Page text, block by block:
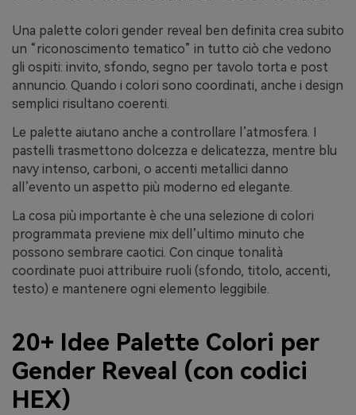
Una palette colori gender reveal ben definita crea subito
un “riconoscimento tematico” in tutto ciò che vedono
gli ospiti: invito, sfondo, segno per tavolo torta e post
annuncio. Quando i colori sono coordinati, anche i design
semplici risultano coerenti.
Le palette aiutano anche a controllare l’atmosfera. I
pastelli trasmettono dolcezza e delicatezza, mentre blu
navy intenso, carboni, o accenti metallici danno
all’evento un aspetto più moderno ed elegante.
La cosa più importante è che una selezione di colori
programmata previene mix dell’ultimo minuto che
possono sembrare caotici. Con cinque tonalità
coordinate puoi attribuire ruoli (sfondo, titolo, accenti,
testo) e mantenere ogni elemento leggibile.
20+ Idee Palette Colori per
Gender Reveal (con codici
HEX)